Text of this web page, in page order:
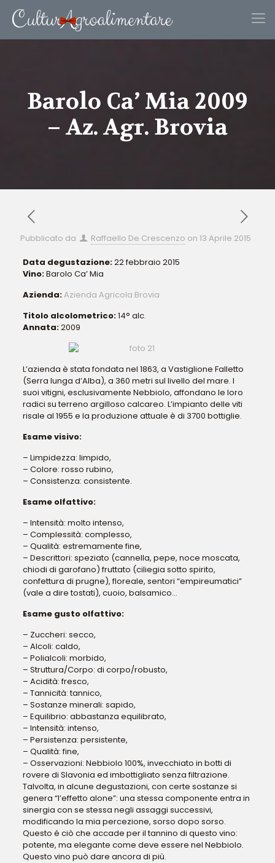
Barolo Ca’ Mia 2009
– Az. Agr. Brovia
Pubblicato da Raffaello De Crescenzo on 13 Aprile 2015
Data degustazione:22 febbraio 2015
Vino:Barolo Ca’ Mia
Azienda:Azienda Agricola Brovia
Titolo alcolometrico:14° alc.
Annata:2009
L’azienda è stata fondata nel 1863, a Vastiglione Falletto
(Serra lunga d’Alba), a 360 metri sul livello del mare. I
suoi vitigni, esclusivamente Nebbiolo, affondano le loro
radici su terreno argilloso calcareo. L’impianto delle viti
risale al 1955 e la produzione attuale è di 3700 bottiglie.
Esame visivo:
– Limpidezza: limpido,
– Colore: rosso rubino,
– Consistenza: consistente.
Esame olfattivo:
– Intensità: molto intenso,
– Complessità: complesso,
– Qualità: estremamente fine,
– Descrittori: speziato (cannella, pepe, noce moscata,
chiodi di garofano) fruttato (ciliegia sotto spirito,
confettura di prugne), floreale, sentori “empireumatici”
(vale a dire tostati), cuoio, balsamico…
Esame gusto olfattivo:
– Zuccheri: secco,
– Alcoli: caldo,
– Polialcoli: morbido,
– Struttura/Corpo: di corpo/robusto,
– Acidità: fresco,
– Tannicità: tannico,
– Sostanze minerali: sapido,
– Equilibrio: abbastanza equilibrato,
– Intensità: intenso,
– Persistenza: persistente,
– Qualità: fine,
– Osservazioni: Nebbiolo 100%, invecchiato in botti di
rovere di Slavonia ed imbottigliato senza filtrazione.
Talvolta, in alcune degustazioni, con certe sostanze si
genera “l’effetto alone”: una stessa componente entra in
sinergia con se stessa negli assaggi successivi,
modificando la mia percezione, sorso dopo sorso.
Questo é ciò che accade per il tannino di questo vino:
potente, ma elegante come deve essere nel Nebbiolo.
Questo vino può dare ancora di più.